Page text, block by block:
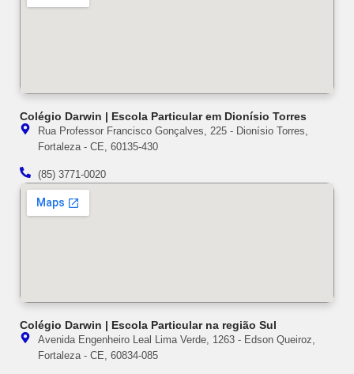
Colégio Darwin | Escola Particular em Dionísio Torres
Rua Professor Francisco Gonçalves, 225 - Dionísio Torres,
Fortaleza - CE, 60135-430
(85) 3771-0020
Colégio Darwin | Escola Particular na região Sul
Avenida Engenheiro Leal Lima Verde, 1263 - Edson Queiroz,
Fortaleza - CE, 60834-085